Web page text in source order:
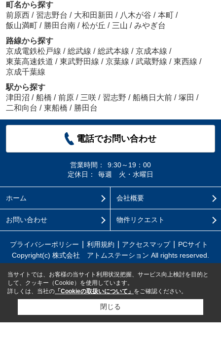
町名から探す
前原西 / 習志野台 / 大和田新田 / 八木が谷 / 本町 /
飯山満町 / 勝田台南 / 松が丘 / 三山 / みやぎ台
路線から探す
京成電鉄松戸線 / 総武線 / 総武本線 / 京成本線 /
東葉高速鉄道 / 東武野田線 / 京葉線 / 武蔵野線 / 東西線 /
京成千葉線
駅から探す
津田沼 / 船橋 / 前原 / 三咲 / 習志野 / 船橋日大前 / 塚田 /
二和向台 / 東船橋 / 勝田台
電話でお問い合わせ
営業時間：
9:30～19：00
定休日：
毎週 火・水曜日
ホーム 会社概要
お問い合わせ 物件リクエスト
プライバシーポリシー 利用規約 アクセスマップ
PCサイト
Copyright(c) 株式会社 アトムステーション All rights reserved.
当サイトでは、お客様の当サイト利用状況把握、サービス向上検討を目的と
して、クッキー（Cookie）を使用しています。
詳しくは、当社の 「Cookieの取扱いについて」 をご確認ください。
閉じる